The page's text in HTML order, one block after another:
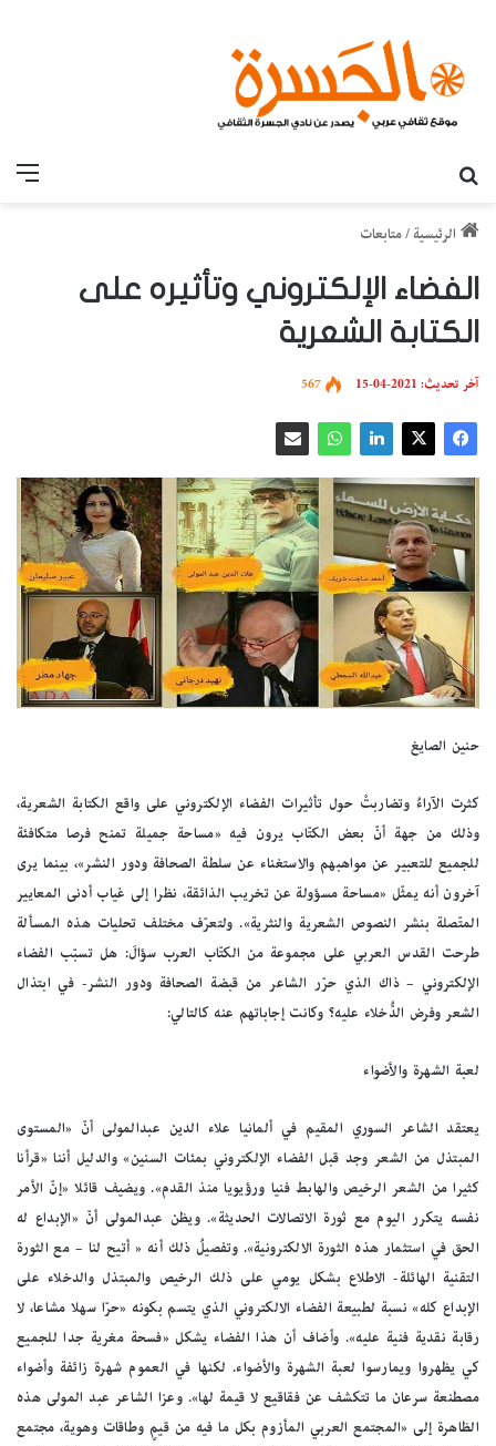
الرئيسية /متابعات
الفضاء الإلكتروني وتأثيره على
الكتابة الشعرية
آخر تحديث: 2021-04-15 567
حنين الصايغ
كثرت الآراءُ وتضاربتْ حول تأثيرات الفضاء الإلكتروني على واقع الكتابة الشعرية،
وذلك من جهة أنّ بعض الكتّاب يرون فيه «مساحة جميلة تمنح فرصا متكافئة
للجميع للتعبير عن مواهبهم والاستغناء عن سلطة الصحافة ودور النشر»، بينما يرى
آخرون أنه يمثّل «مساحة مسؤولة عن تخريب الذائقة، نظرا إلى غياب أدنى المعايير
المتّصلة بنشر النصوص الشعرية والنثرية». ولتعرّف مختلف تحليات هذه المسألة
طرحت القدس العربي على مجموعة من الكتّاب العرب سؤالَ: هل تسبّب الفضاء
الإلكتروني – ذاك الذي حرّر الشاعر من قبضة الصحافة ودور النشر- في ابتذال
الشعر وفرض الدُّخلاء عليه؟ وكانت إجاباتهم عنه كالتالي:
لعبة الشهرة والأضواء
يعتقد الشاعر السوري المقيم في ألمانيا علاء الدين عبدالمولى أنّ «المستوى
المبتذل من الشعر وجد قبل الفضاء الإلكتروني بمئات السنين» والدليل أننا «قرأنا
كثيرا من الشعر الرخيص والهابط فنيا ورؤيويا منذ القدم». ويضيف قائلا «إنّ الأمر
نفسه يتكرر اليوم مع ثورة الاتصالات الحديثة». ويظن عبدالمولى أنّ «الإبداع له
الحق في استثمار هذه الثورة الالكترونية». وتفصيلُ ذلك أنه « أتيح لنا – مع الثورة
التقنية الهائلة- الاطلاع بشكل يومي على ذلك الرخيص والمبتذل والدخلاء على
الإبداع كله» نسبة لطبيعة الفضاء الالكتروني الذي يتسم بكونه «حرّا سهلا مشاعا، لا
رقابة نقدية فنية عليه». وأضاف أن هذا الفضاء يشكل «فسحة مغرية جدا للجميع
كي يظهروا ويمارسوا لعبة الشهرة والأضواء. لكنها في العموم شهرة زائفة وأضواء
مصطنعة سرعان ما تتكشف عن فقاقيع لا قيمة لها». وعزا الشاعر عبد المولى هذه
الظاهرة إلى «المجتمع العربي المأزوم بكل ما فيه من قيمٍ وطاقات وهوية، مجتمع